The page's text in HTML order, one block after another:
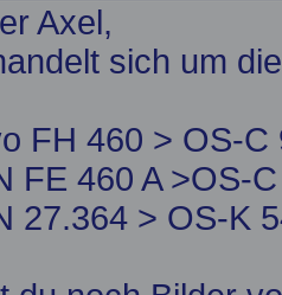
Axel,
sich um
FH 460 > OS-C
FE 460 A >OS-
27.364 > OS-K